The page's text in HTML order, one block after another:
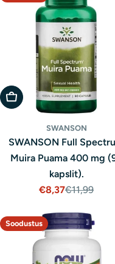
Lisa Ostukorvi
SWANSON
SWANSON Full
Muira Puama 400 mg
kapslit).
Müügihind
€8,37Tavaline
€11,99
Soodustus